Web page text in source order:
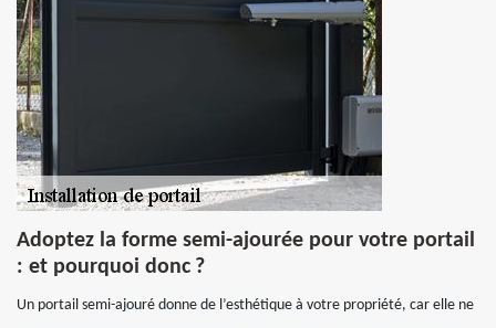
Adoptez la forme semi-ajourée pour votre portail
: et pourquoi donc ?
Un portail semi-ajouré donne de l’esthétique à votre propriété, car elle ne